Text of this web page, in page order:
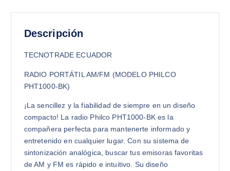
Descripción
TECNOTRADE ECUADOR
RADIO PORTÁTIL AM/FM (MODELO PHILCO
PHT1000-BK)
¡La sencillez y la fiabilidad de siempre en un diseño
compacto! La radio Philco PHT1000-BK es la
compañera perfecta para mantenerte informado y
entretenido en cualquier lugar. Con su sistema de
sintonización analógica, buscar tus emisoras favoritas
de AM y FM es rápido e intuitivo. Su diseño